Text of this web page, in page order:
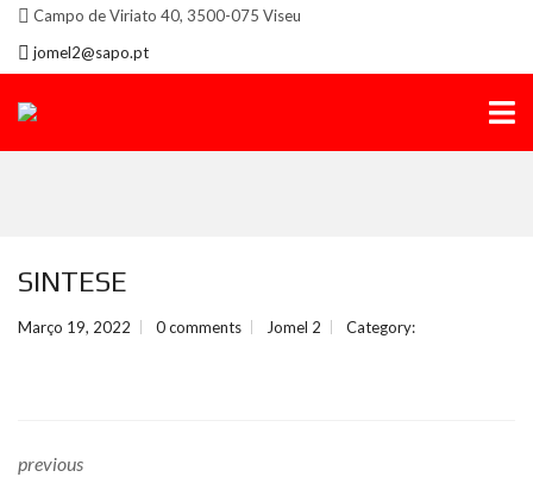
Campo de Viriato 40, 3500-075 Viseu
jomel2@sapo.pt
SINTESE
Março 19, 2022 0 comments Jomel 2 Category:
previous